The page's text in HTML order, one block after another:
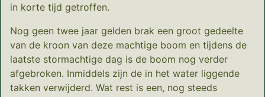
in korte tijd getroffen.
Nog geen twee jaar gelden brak een groot gedeelte
van de kroon van deze machtige boom en tijdens de
laatste stormachtige dag is de boom nog verder
afgebroken. Inmiddels zijn de in het water liggende
takken verwijderd. Wat rest is een, nog steeds